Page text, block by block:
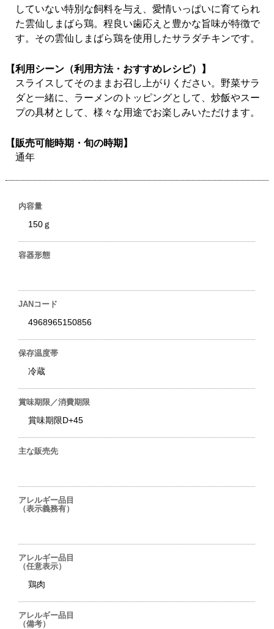
していない特別な飼料を与え、愛情いっぱいに育てられ
た雲仙しまばら鶏。程良い歯応えと豊かな旨味が特徴で
す。その雲仙しまばら鶏を使用したサラダチキンです。
【利用シーン（利用方法・おすすめレシピ）】
スライスしてそのままお召し上がりください。野菜サラ
ダと一緒に、ラーメンのトッピングとして、炒飯やスー
プの具材として、様々な用途でお楽しみいただけます。
【販売可能時期・旬の時期】
通年
内容量
150ｇ
容器形態
JANコード
4968965150856
保存温度帯
冷蔵
賞味期限／消費期限
賞味期限D+45
主な販売先
アレルギー品目
（表示義務有）
アレルギー品目
（任意表示）
鶏肉
アレルギー品目
（備考）